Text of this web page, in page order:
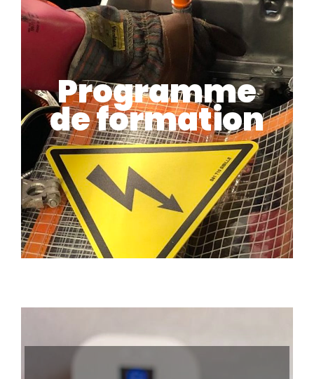
Programme
de formation